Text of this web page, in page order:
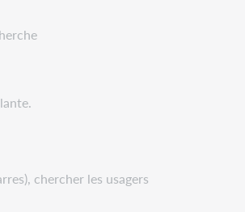
chercher les usagers